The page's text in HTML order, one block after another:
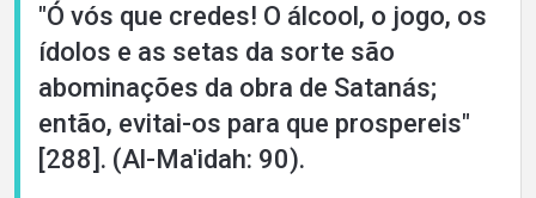
"Ó vós que credes! O álcool, o jogo, os
ídolos e as setas da sorte são
abominações da obra de Satanás;
então, evitai-os para que prospereis"
[288]. (Al-Ma'idah: 90).